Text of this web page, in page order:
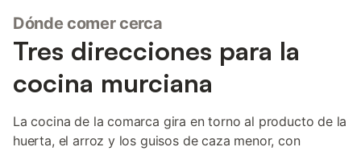
Dónde comer cerca
Tres direcciones para la
cocina murciana
La cocina de la comarca gira en torno al producto de la
huerta, el arroz y los guisos de caza menor, con